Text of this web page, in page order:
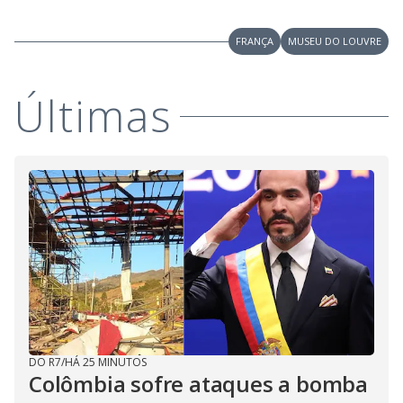
V
e
o
FRANÇA MUSEU DO LOUVRE
Últimas
DO R7/HÁ 25 MINUTOS
Colômbia sofre ataques a bomba